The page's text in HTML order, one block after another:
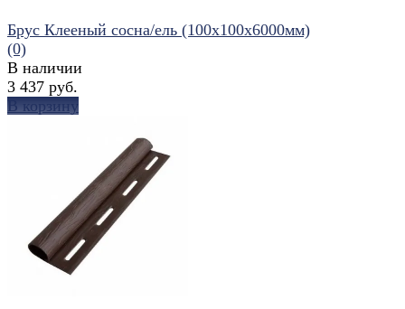
сравнить
Брус Клееный сосна/ель (100х100х6000мм)
(0)
В наличии
3 437 руб.
В корзину